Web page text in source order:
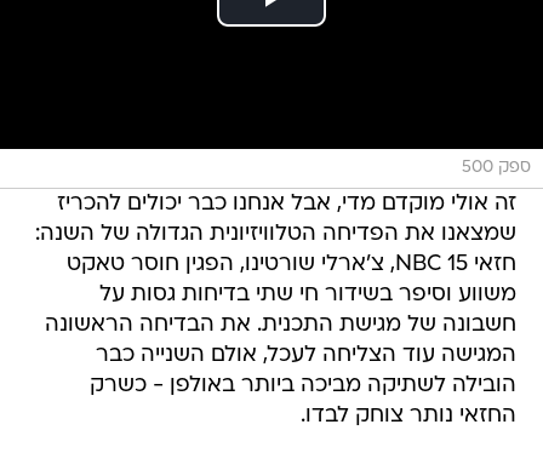
ספק 500
זה אולי מוקדם מדי, אבל אנחנו כבר יכולים להכריז
שמצאנו את הפדיחה הטלוויזיונית הגדולה של השנה:
חזאי NBC 15, צ'ארלי שורטינו, הפגין חוסר טאקט
משווע וסיפר בשידור חי שתי בדיחות גסות על
חשבונה של מגישת התכנית. את הבדיחה הראשונה
המגישה עוד הצליחה לעכל, אולם השנייה כבר
הובילה לשתיקה מביכה ביותר באולפן - כשרק
החזאי נותר צוחק לבדו.